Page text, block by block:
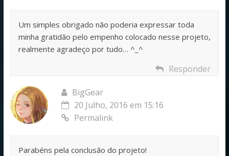
Um simples obrigado não poderia expressar toda
minha gratidão pelo empenho colocado nesse projeto,
realmente agradeço por tudo… ^_^
Responder
BigGear
20 Julho, 2016 em 15:16
Permalink
Parabéns pela conclusão do projeto!